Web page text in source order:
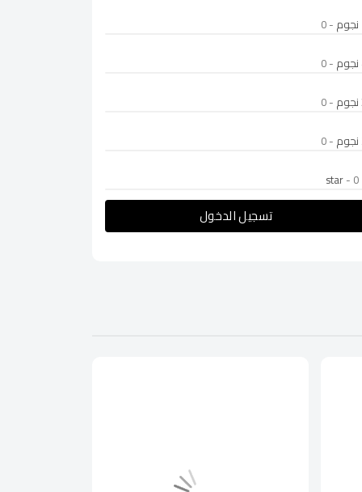
- 0
- 0
- 0
- 0
- 0
تسجيل الدخول